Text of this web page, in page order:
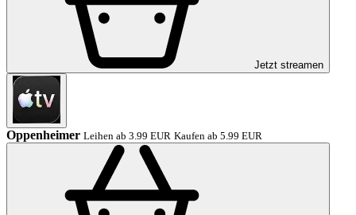
Jetzt streamen
Oppenheimer Leihen ab 3.99 EUR Kaufen ab 5.99 EUR